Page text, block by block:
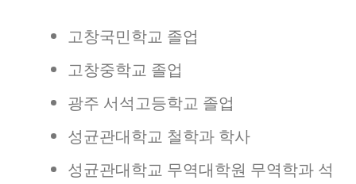
고창국민학교 졸업
고창중학교 졸업
광주 서석고등학교 졸업
성균관대학교 철학과 학사
성균관대학교 무역대학원 무역학과 석